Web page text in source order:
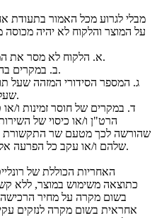
מבלי לגרוע מכל האמור בתעודת
על המוצר והלקוח לא יהיה
א.הלקוח לא מסר את המוצר לתיקון במהלך תקופת האחריות.
ב.במקרים בהם נוצרו ליקויים במוצר עקב נזק מכוון.
ג. המספר הסידורי המזהה שעל
שעל האביזר - הוסרו ו/או נמחקו ו/או שונו.
ד. במקרים של חוסר זמינות ו/
הרט"ן ו/או כיסוי של
שהורשה לכך מטעם שר התקשורת
שלהם ו/או עקב כל הפרעה אלחוטית שאינה נובעת מליקויים במוצר.
האחריות הכוללת של
כתוצאה משימוש במוצר, ללא
בשום מקרה על מחיר הרכישה
אחראית בשום מקרה לנזקים